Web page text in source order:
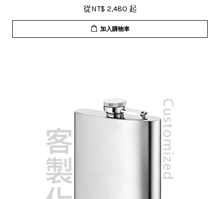
從NT$ 2,480 起
加入購物車